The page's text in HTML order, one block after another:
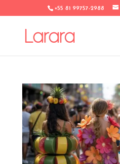
+55 81 99757-2988